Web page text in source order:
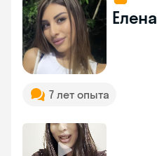
Елена
7 лет опыта
Skyeng Chat
online